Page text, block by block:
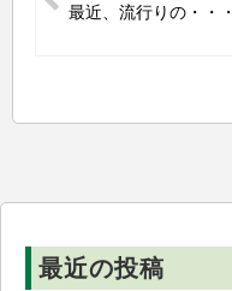
ー
最近、流行りの・・・
最近の投稿